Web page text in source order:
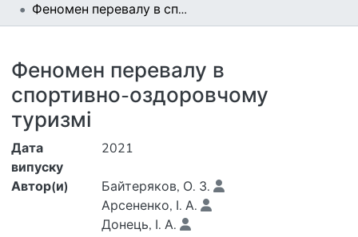
Феномен перевалу в спортивно-оздоровчому туризмі
Феномен перевалу в
спортивно-оздоровчому
туризмі
Дата
випуску
2021
Автор(и)
Байтеряков, О. З.
Арсененко, І. А.
Донець, І. А.